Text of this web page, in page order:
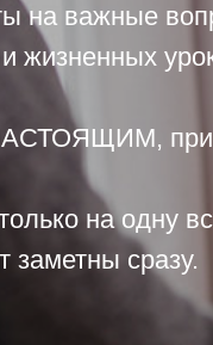
на важные
жизненных
на одну
заметны сразу.